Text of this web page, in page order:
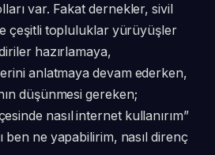
var. Fakat dernekler, sivil
çeşitli topluluklar yürüyüşler
hazırlamaya,
anlatmaya devam ederken,
düşünmesi gereken;
nasıl internet kullanırım”
ben ne yapabilirim, nasıl direnç